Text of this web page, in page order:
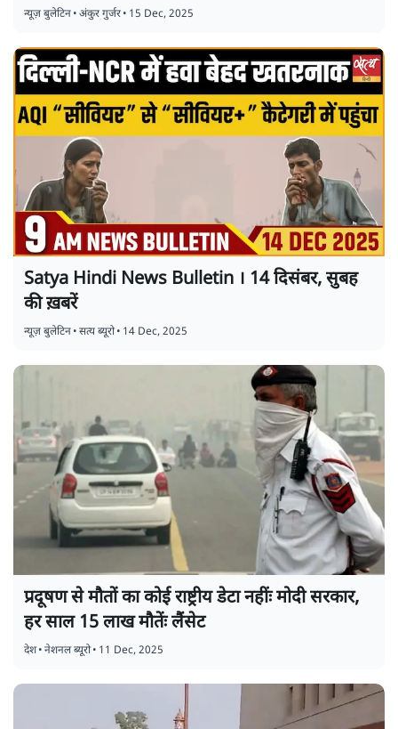
न्यूज़ बुलेटिन•अंकुर गुर्जर• 15 Dec, 2025
Satya Hindi News Bulletin । 14 दिसंबर, सुबह
की ख़बरें
न्यूज़ बुलेटिन•सत्य ब्यूरो• 14 Dec, 2025
प्रदूषण से मौतों का कोई राष्ट्रीय डेटा नहींः मोदी सरकार,
हर साल 15 लाख मौतेंः लैंसेट
देश•नेशनल ब्यूरो• 11 Dec, 2025